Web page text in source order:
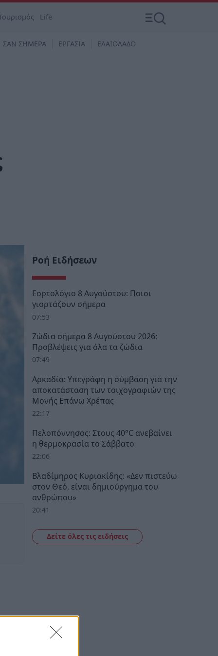
Life
ΣΑΝ ΣΗΜΕΡΑ ΕΡΓΑΣΙΑ ΕΛΑΙΟΛΑΔΟ
Ροή Ειδήσεων
Εορτολόγιο 8 Αυγούστου: Ποιοι
γιορτάζουν σήμερα
07:53
Ζώδια σήμερα 8 Αυγούστου 2026:
Προβλέψεις για όλα τα ζώδια
07:49
Αρκαδία: Υπεγράφη η σύμβαση για την
αποκατάσταση των τοιχογραφιών της
Μονής Επάνω Χρέπας
22:17
Πελοπόννησος: Στους 40°C ανεβαίνει
η θερμοκρασία το Σάββατο
22:06
Βλαδίμηρος Κυριακίδης: «Δεν πιστεύω
στον Θεό, είναι δημιούργημα του
ανθρώπου»
20:41
Δείτε όλες τις ειδήσεις